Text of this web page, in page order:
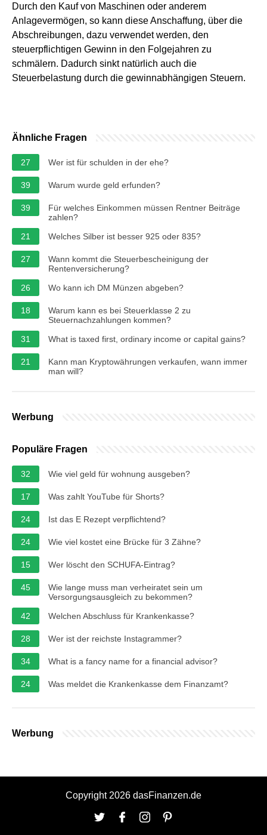
Durch den Kauf von Maschinen oder anderem
Anlagevermögen, so kann diese Anschaffung, über die
Abschreibungen, dazu verwendet werden, den
steuerpflichtigen Gewinn in den Folgejahren zu
schmälern. Dadurch sinkt natürlich auch die
Steuerbelastung durch die gewinnabhängigen Steuern.
Ähnliche Fragen
27 Wer ist für schulden in der ehe?
39 Warum wurde geld erfunden?
39
Für welches Einkommen müssen Rentner Beiträge
zahlen?
21
Welches Silber ist besser 925 oder 835?
27
Wann kommt die Steuerbescheinigung der
Rentenversicherung?
26
Wo kann ich DM Münzen abgeben?
18
Warum kann es bei Steuerklasse 2 zu
Steuernachzahlungen kommen?
31
What is taxed first, ordinary income or capital gains?
21
Kann man Kryptowährungen verkaufen, wann immer
man will?
Werbung
Populäre Fragen
32 Wie viel geld für wohnung ausgeben?
17 Was zahlt YouTube für Shorts?
24 Ist das E Rezept verpflichtend?
24 Wie viel kostet eine Brücke für 3 Zähne?
15 Wer löscht den SCHUFA-Eintrag?
45
Wie lange muss man verheiratet sein um
Versorgungsausgleich zu bekommen?
42
Welchen Abschluss für Krankenkasse?
28 Wer ist der reichste Instagrammer?
34 What is a fancy name for a financial advisor?
24 Was meldet die Krankenkasse dem Finanzamt?
Werbung
Copyright 2026 dasFinanzen.de